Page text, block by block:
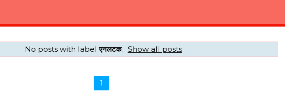
No posts with labelएनलटक. Show all posts
1